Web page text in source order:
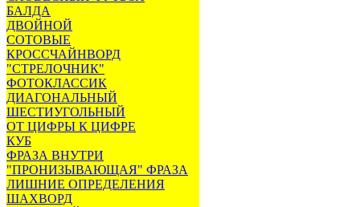
БАЛДА
ДВОЙНОЙ
СОТОВЫЕ
КРОССЧАЙНВОРД
"СТРЕЛОЧНИК"
ФОТОКЛАССИК
ДИАГОНАЛЬНЫЙ
ШЕСТИУГОЛЬНЫЙ
ОТ ЦИФРЫ К ЦИФРЕ
КУБ
ФРАЗА ВНУТРИ
"ПРОНИЗЫВАЮЩАЯ" ФРАЗА
ЛИШНИЕ ОПРЕДЕЛЕНИЯ
ШАХВОРД